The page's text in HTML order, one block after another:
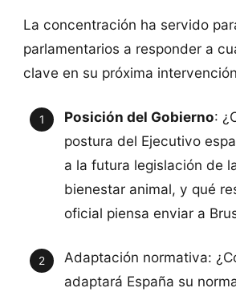
La concentración ha servido
parlamentarios a responder a
clave en su próxima
Posición del Gobierno:
postura del Ejecutivo
a la futura legislación de
bienestar animal, y qué
oficial piensa enviar a
Adaptación normativa:
adaptará España su